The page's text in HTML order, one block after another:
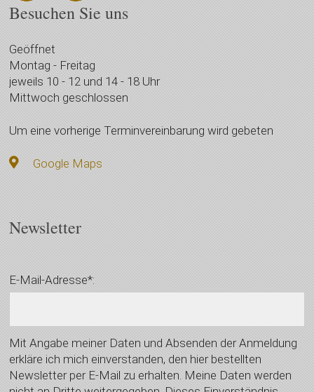
Besuchen Sie uns
Geöffnet
Montag - Freitag
jeweils 10 - 12 und 14 - 18 Uhr
Mittwoch geschlossen
Um eine vorherige Terminvereinbarung wird gebeten
Google Maps
Newsletter
E-Mail-Adresse*:
Mit Angabe meiner Daten und Absenden der Anmeldung
erkläre ich mich einverstanden, den hier bestellten
Newsletter per E-Mail zu erhalten. Meine Daten werden